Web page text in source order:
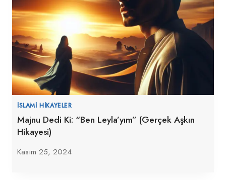
İSLAMI HIKAYELER
Majnu Dedi Ki: “Ben Leyla’yım” (Gerçek Aşkın
Hikayesi)
Kasım 25, 2024